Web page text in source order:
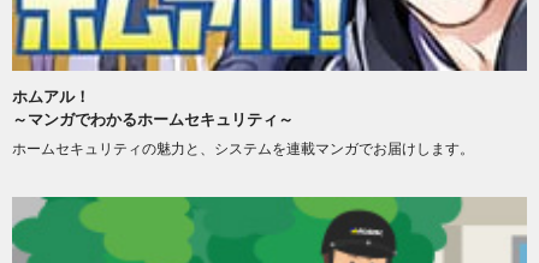
ホムアル！
～マンガでわかるホームセキュリティ～
ホームセキュリティの魅力と、システムを連載マンガでお届けします。